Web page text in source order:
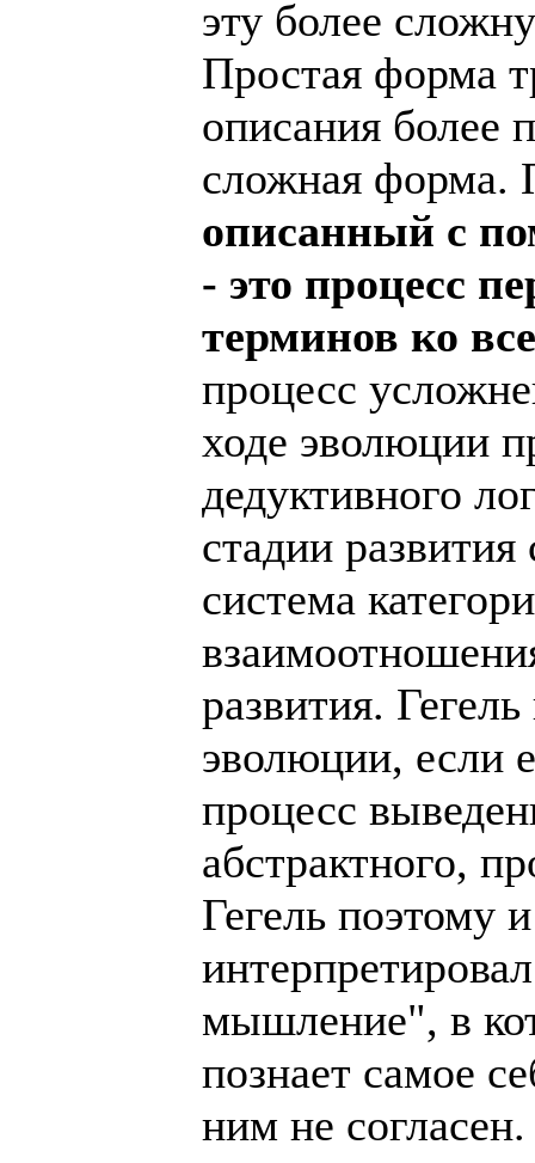
эту более
Простая форма
описания более
сложная форма.
описанный с
- это процесс
терминов ко
процесс
ходе эволюции
дедуктивного
стадии развития
система
развития.
эволюции, если
процесс
абстрактного,
Гегель поэтому
мышление", в
познает самое
ним не